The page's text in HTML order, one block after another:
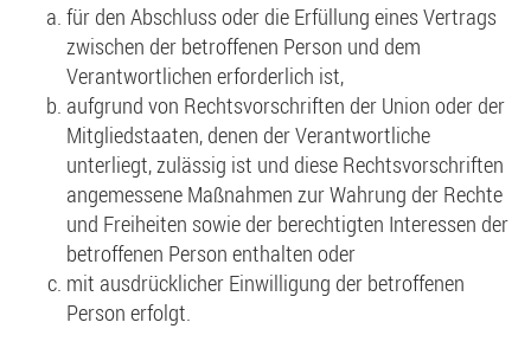
für den Abschluss oder die Erfüllung eines Vertrags
zwischen der betroffenen Person und dem
Verantwortlichen erforderlich ist,
aufgrund von Rechtsvorschriften der Union oder der
Mitgliedstaaten, denen der Verantwortliche
unterliegt, zulässig ist und diese Rechtsvorschriften
angemessene Maßnahmen zur Wahrung der Rechte
und Freiheiten sowie der berechtigten Interessen der
betroffenen Person enthalten oder
mit ausdrücklicher Einwilligung der betroffenen
Person erfolgt.